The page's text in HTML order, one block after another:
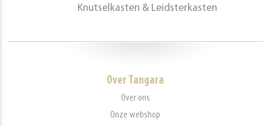
Knutselkasten & Leidsterkasten
Over Tangara
Over ons
Onze webshop